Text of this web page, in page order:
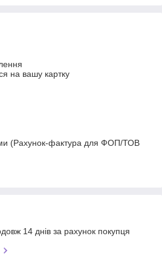
на вашу картку
(Рахунок-фактура для ФОП/ТОВ
14 днів за рахунок покупця